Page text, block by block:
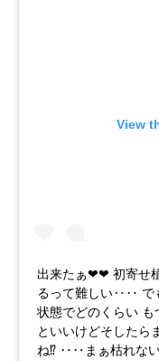
View
出来たぁ❤❤ 初寄せ
るって難しい‥‥ で
状態でどのくらい も
といいけどそしたら
ね⁉ ‥‥まぁ枯れな